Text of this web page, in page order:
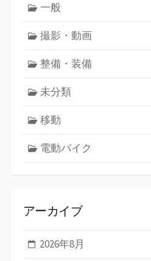
一般
撮影・動画
整備・装備
未分類
移動
電動バイク
アーカイブ
2026年8月